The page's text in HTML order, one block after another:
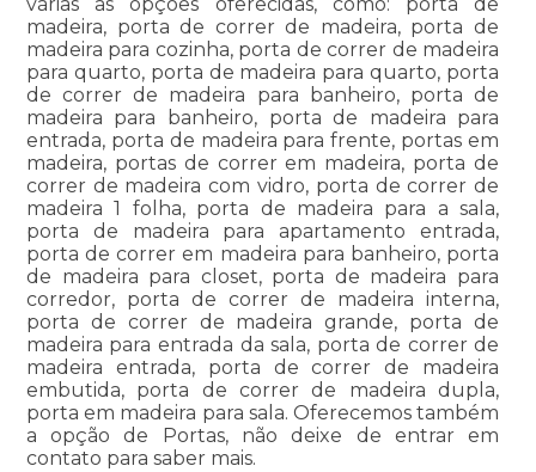
madeira, porta de correr de madeira, porta de
madeira para cozinha, porta de correr de madeira
para quarto, porta de madeira para quarto, porta
de correr de madeira para banheiro, porta de
madeira para banheiro, porta de madeira para
entrada, porta de madeira para frente, portas em
madeira, portas de correr em madeira, porta de
correr de madeira com vidro, porta de correr de
madeira 1 folha, porta de madeira para a sala,
porta de madeira para apartamento entrada,
porta de correr em madeira para banheiro, porta
de madeira para closet, porta de madeira para
corredor, porta de correr de madeira interna,
porta de correr de madeira grande, porta de
madeira para entrada da sala, porta de correr de
madeira entrada, porta de correr de madeira
embutida, porta de correr de madeira dupla,
porta em madeira para sala. Oferecemos também
a opção de Portas, não deixe de entrar em
contato para saber mais.